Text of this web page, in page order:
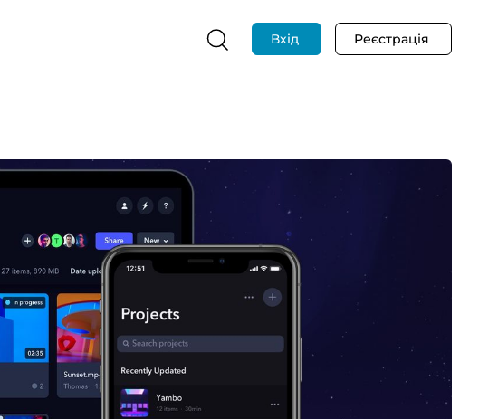
Вхід Реєстрація